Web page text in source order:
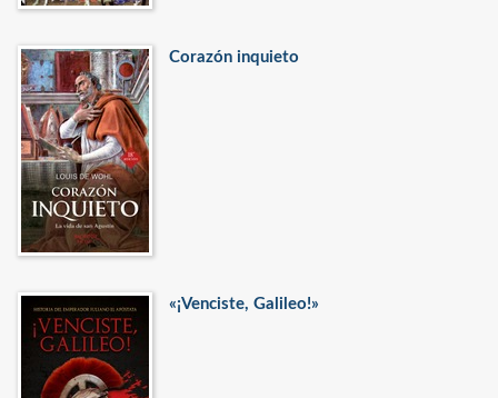
Corazón inquieto
«¡Venciste, Galileo!»